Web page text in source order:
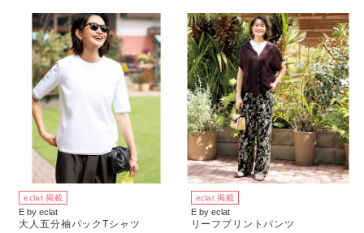
eclat 掲載
E by eclat
大人五分袖パックTシャツ
eclat 掲載
E by eclat
リーフプリントパンツ